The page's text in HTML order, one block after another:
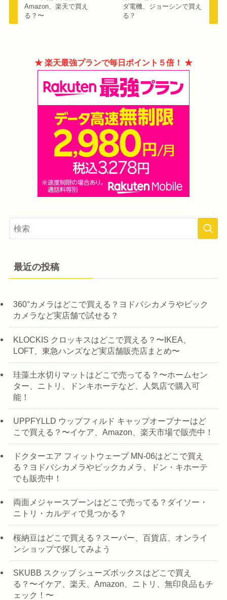
Amazon、楽天で買え
る？〜
ダ電機、ジョーシンで買え
る？
★ 楽天最強プランで毎日ポイント５倍！ ★
最近の投稿
360°カメラはどこで買える？ヨドバシカメラやビック
カメラなど実店舗で試せる？
KLOCKIS クロッキスはどこで買える？〜IKEA、
LOFT、東急ハンズなど実店舗販売店まとめ〜
珪藻土水切りマットはどこで売ってる？〜ホームセン
ター、ニトリ、ドンキホーテなど、人気店で購入可
能！
UPPFYLLD ウップフィルド キャップオープナーはど
こで買える？〜イケア、Amazon、楽天市場で販売中！
ドクターエア フィットウェーブ MN-06はどこで買え
る？ヨドバシカメラやビックカメラ、ドン・キホーテ
でも販売中！
両面メジャースプーンはどこで売ってる？ダイソー・
ニトリ・カルディで見つかる？
桜納豆はどこで買える？スーパー、百貨店、オンライ
ンショップで探してみよう
SKUBB スクッブ シューズボックスはどこで買え
る？〜イケア、楽天、Amazon、ニトリ、無印良品もチ
ェック！〜